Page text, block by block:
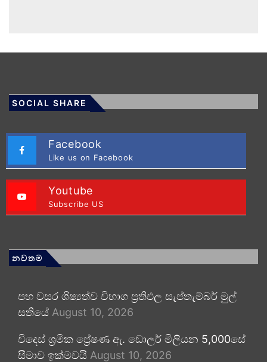
SOCIAL SHARE
Facebook
Like us on Facebook
Youtube
Subscribe US
නවතම
පහ වසර ශිෂ්‍යත්ව විභාග ප්‍රතිඵල සැප්තැම්බර් මුල්
සතියේ August 10, 2026
විදෙස් ශ්‍රමික ප්‍රේෂණ ඇ. ඩොලර් මිලියන 5,000සේ
සීමාව ඉක්මවයි August 10, 2026